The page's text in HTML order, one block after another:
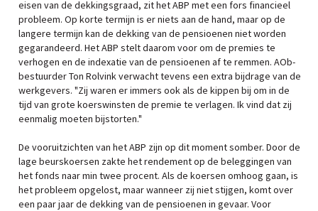
eisen van de dekkingsgraad, zit het ABP met een fors financieel
probleem. Op korte termijn is er niets aan de hand, maar op de
langere termijn kan de dekking van de pensioenen niet worden
gegarandeerd. Het ABP stelt daarom voor om de premies te
verhogen en de indexatie van de pensioenen af te remmen. AOb-
bestuurder Ton Rolvink verwacht tevens een extra bijdrage van de
werkgevers. "Zij waren er immers ook als de kippen bij om in de
tijd van grote koerswinsten de premie te verlagen. Ik vind dat zij
eenmalig moeten bijstorten."
De vooruitzichten van het ABP zijn op dit moment somber. Door de
lage beurskoersen zakte het rendement op de beleggingen van
het fonds naar min twee procent. Als de koersen omhoog gaan, is
het probleem opgelost, maar wanneer zij niet stijgen, komt over
een paar jaar de dekking van de pensioenen in gevaar. Voor